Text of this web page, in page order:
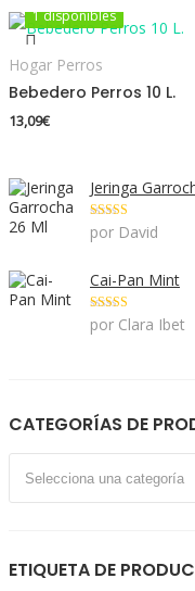
1 disponibles
1 disponibles
Hogar Perros
Bebedero Perros 10 L.
13,09€
Jeringa
Valorado con
5 de 5
por David
Cai-Pan Mint
Valorado con
5 de 5
por Clara Ibet
CATEGORÍAS DE
ETIQUETA DE